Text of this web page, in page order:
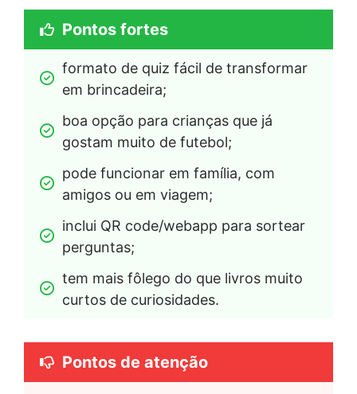
Pontos fortes
formato de quiz fácil de transformar
em brincadeira;
boa opção para crianças que já
gostam muito de futebol;
pode funcionar em família, com
amigos ou em viagem;
inclui QR code/webapp para sortear
perguntas;
tem mais fôlego do que livros muito
curtos de curiosidades.
Pontos de atenção